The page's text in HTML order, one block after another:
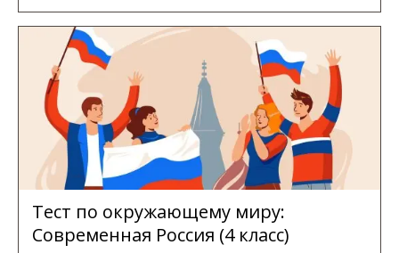
Тест по окружающему миру:
Современная Россия (4 класс)